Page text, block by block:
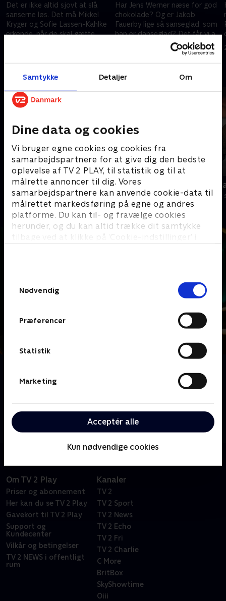
Samtykke Detaljer Om
Dine data og cookies
Vi bruger egne cookies og cookies fra
samarbejdspartnere for at give dig den bedste
oplevelse af TV 2 PLAY, til statistik og til at
målrette annoncer til dig. Vores
samarbejdspartnere kan anvende cookie-data til
målrettet markedsføring på egne og andres
platforme. Du kan til- og fravælge cookies
herunder, og du kan altid trække dit samtykke
tilbage ved at klikke på ’Cookie-indstillinger’ i
Nødvendig
Præferencer
Statistik
Marketing
Acceptér alle
Kun nødvendige cookies
Det er ikke altid sjovt at slå
sanserne løs. Det må Mikkel
Kryger og Sofie Lassen-Kahlke
erkende, når de skal gætte
Har Jens Werner næse for god
chokolade? Og er Jakob
Fauerby lige så sanseglad, som
han er danseglad? Det får vi at
se, når sanserne slippes løs i
16. august 2020 • 37 min
Andre så også
Ordet er mit
Quiz-shows • 5 sæsoner
Klar med
Quiz-shows • 2
Sanserne bliver testet på alle tænkelige og
danskere parvis høre, smage, føle, se og lugte sig
igennem alverdens sjove sanselige lege.
Om TV 2 Play
Priser og abonnement
Her kan du se TV 2 Play
Gavekort til TV 2 Play
Support og
Kundecenter
Vilkår og betingelser
TV 2 NEWS i offentligt
rum
Kanaler
TV 2
TV 2 Sport
TV 2 News
TV 2 Echo
TV 2 Fri
TV 2 Charlie
C More
BritBox
SkyShowtime
Oiii